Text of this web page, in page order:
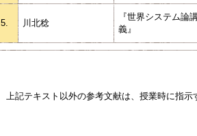
5. 川北稔
『世界システム論
義』
上記テキスト以外の参考文献は、授業時に指示